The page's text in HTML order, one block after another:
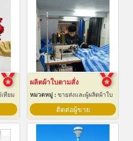
ทียม
ผลิตผ้าใบตามสั่ง
หมวดหมู่ : ขายส่งและผู้ผลิตผ้าใบ
ติดต่อผู้ขาย